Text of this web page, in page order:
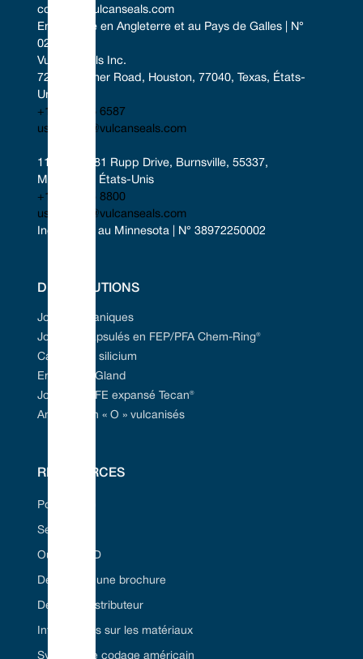
contact@vulcanseals.com
Enregistrée en Angleterre et au Pays de Galles | N°
02422728
Vulcan Seals Inc.
7221 Gessner Road, Houston, 77040, Texas, États-
Unis
+1 346 856 6587
uscontact@vulcanseals.com
11401-11481 Rupp Drive, Burnsville, 55337,
Minnesota, États-Unis
+1 952 955 8800
uscontact@vulcanseals.com
Incorporée au Minnesota | N° 38972250002
DES SOLUTIONS
Joints mécaniques
Joints encapsulés en FEP/PFA Chem-Ring®
Carbure de silicium
Emballage Gland
Joint en PTFE expansé Tecan®
Anneaux en « O » vulcanisés
RESSOURCES
Portail Web
Secteurs
Outil Seal ID
Demandez une brochure
Devenez distributeur
Informations sur les matériaux
Système de codage américain